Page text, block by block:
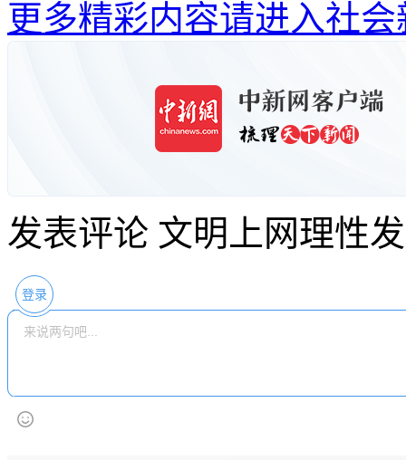
更多精彩内容请进入社会
发表评论 文明上网理性
登录